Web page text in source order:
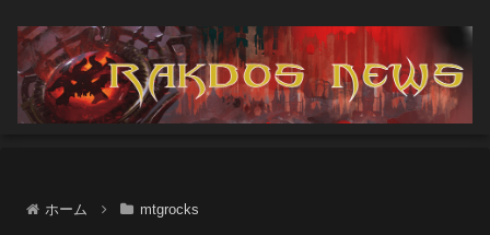
ホーム mtgrocks